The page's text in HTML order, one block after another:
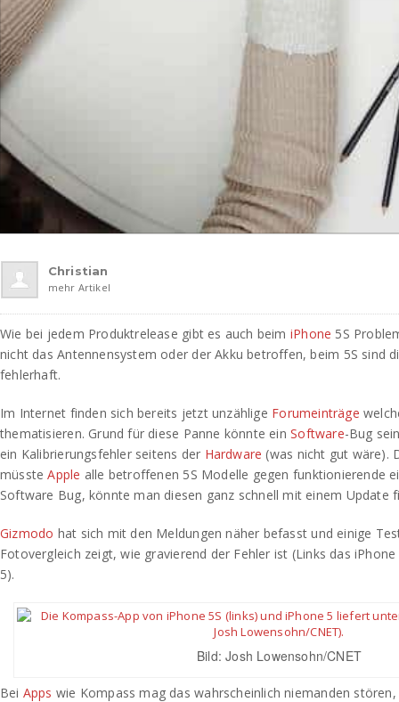
Christian
mehr Artikel
Wie bei jedem Produktrelease gibt es auch beim iPhone 5S
nicht das Antennensystem oder der Akku betroffen, beim 5S sind
fehlerhaft.
Im Internet finden sich bereits jetzt unzählige Forumeinträge
thematisieren. Grund für diese Panne könnte einSoftware-Bug
ein Kalibrierungsfehler seitens der Hardware (was nicht gut wäre).
müssteApple alle betroffenen 5S Modelle gegen funktionierende
Software Bug, könnte man diesen ganz schnell mit einem Update
Gizmodo hat sich mit den Meldungen näher befasst und einige
Fotovergleich zeigt, wie gravierend der Fehler ist (Links das
5).
Bild: Josh Lowensohn/CNET
Bei Apps wie Kompass mag das wahrscheinlich niemanden